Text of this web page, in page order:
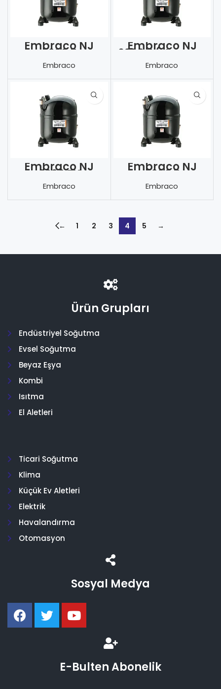
Embraco NJ
6220 Z
Embraco
Embraco NJ
6220 Z (Vanasız
Kaynak
Bağlantılı)
Embraco
Embraco NJ
6220 ZX
(Vanasız+kayna
k bağlantılı)
Embraco
Embraco NJ
6226 Z
Embraco
← 1 2 3 4 5 →
Ürün Grupları
Endüstriyel Soğutma
Evsel Soğutma
Beyaz Eşya
Kombi
Isıtma
El Aletleri
Ticari Soğutma
Klima
Küçük Ev Aletleri
Elektrik
Havalandırma
Otomasyon
Sosyal Medya
E-Bulten Abonelik